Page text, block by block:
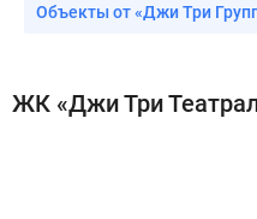
Объекты от «Джи Три
ЖК «Джи Три